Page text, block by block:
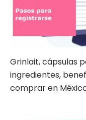
Grinlait, cápsulas
ingredientes,
comprar en